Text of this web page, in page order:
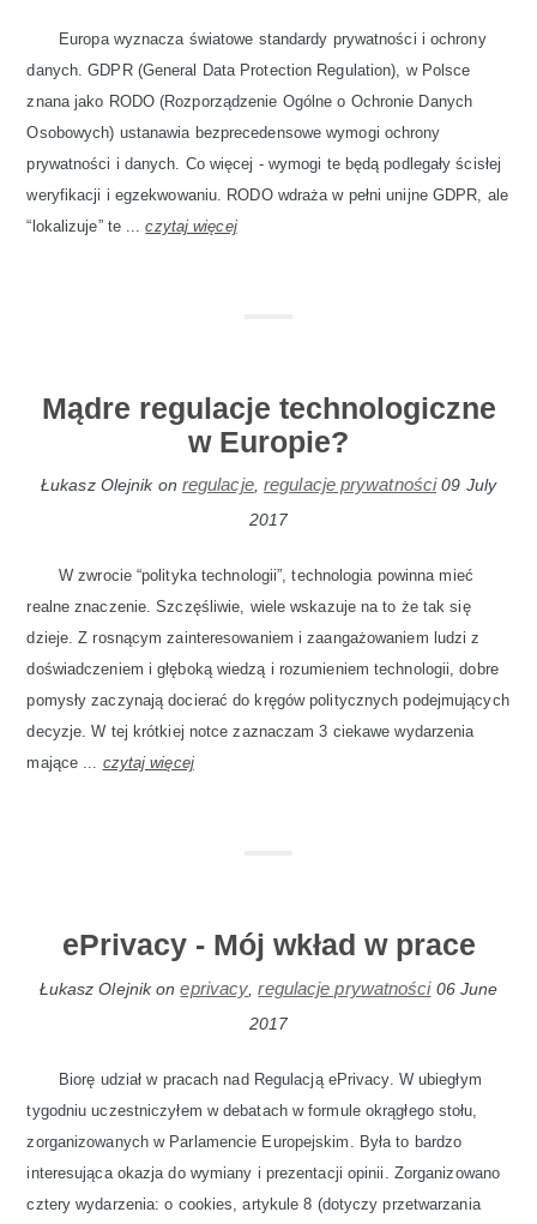
Europa wyznacza światowe standardy prywatności i ochrony
danych. GDPR (General Data Protection Regulation), w Polsce
znana jako RODO (Rozporządzenie Ogólne o Ochronie Danych
Osobowych) ustanawia bezprecedensowe wymogi ochrony
prywatności i danych. Co więcej - wymogi te będą podlegały ścisłej
weryfikacji i egzekwowaniu. RODO wdraża w pełni unijne GDPR, ale
“lokalizuje” te ...czytaj więcej
Mądre regulacje technologiczne
w Europie?
Łukasz Olejnikon regulacje, regulacje prywatności 09 July
2017
W zwrocie “polityka technologii”, technologia powinna mieć
realne znaczenie. Szczęśliwie, wiele wskazuje na to że tak się
dzieje. Z rosnącym zainteresowaniem i zaangażowaniem ludzi z
doświadczeniem i głęboką wiedzą i rozumieniem technologii, dobre
pomysły zaczynają docierać do kręgów politycznych podejmujących
decyzje. W tej krótkiej notce zaznaczam 3 ciekawe wydarzenia
mające ... czytaj więcej
ePrivacy - Mój wkład w prace
Łukasz Olejnikoneprivacy ,regulacje prywatności 06 June
2017
Biorę udział w pracach nad Regulacją ePrivacy. W ubiegłym
tygodniu uczestniczyłem w debatach w formule okrągłego stołu,
zorganizowanych w Parlamencie Europejskim. Była to bardzo
interesująca okazja do wymiany i prezentacji opinii. Zorganizowano
cztery wydarzenia: o cookies, artykule 8 (dotyczy przetwarzania